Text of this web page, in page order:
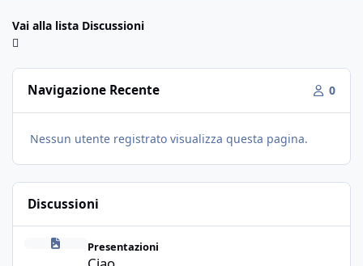
Vai alla lista Discussioni
Navigazione Recente 0
Nessun utente registrato visualizza questa pagina.
Discussioni
Presentazioni